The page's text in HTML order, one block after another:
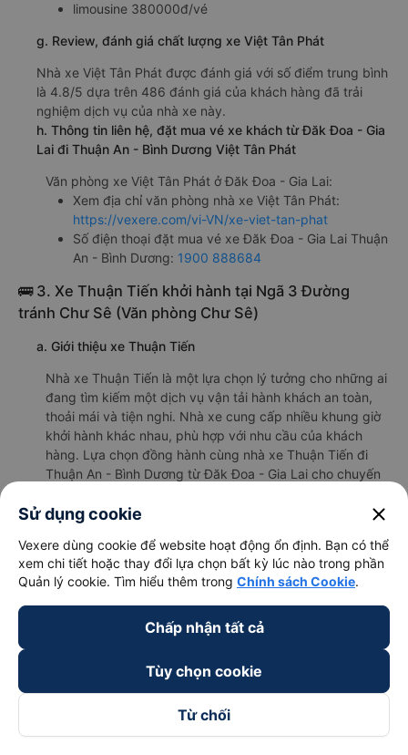
limousine 380000đ/vé
g. Review, đánh giá chất lượng xe Việt Tân Phát
Nhà xe Việt Tân Phát được đánh giá với số điểm trung bình
là 4.8/5 dựa trên 486 đánh giá của khách hàng đã trải
nghiệm dịch vụ của nhà xe này.
h. Thông tin liên hệ, đặt mua vé xe khách từ Đăk Đoa - Gia
Lai đi Thuận An - Bình Dương Việt Tân Phát
Văn phòng xe Việt Tân Phát ở Đăk Đoa - Gia Lai:
Xem địa chỉ văn phòng nhà xe Việt Tân Phát:
https://vexere.com/vi-VN/xe-viet-tan-phat
Số điện thoại đặt mua vé xe Đăk Đoa - Gia Lai Thuận
An - Bình Dương: 1900 888684
🚌 3. Xe Thuận Tiến khởi hành tại Ngã 3 Đường
tránh Chư Sê (Văn phòng Chư Sê)
a. Giới thiệu xe Thuận Tiến
Nhà xe Thuận Tiến là một lựa chọn lý tưởng cho những ai
đang tìm kiếm một dịch vụ vận tải hành khách an toàn,
thoải mái và tiện nghi. Nhà xe cung cấp nhiều khung giờ
khởi hành khác nhau, phù hợp với nhu cầu của khách
hàng. Lựa chọn đồng hành cùng nhà xe Thuận Tiến đi
Thuận An - Bình Dương từ Đăk Đoa - Gia Lai cho chuyến
b. Hình ảnh xe Thuận Tiến
Sử dụng cookie close
Vexere dùng cookie để website hoạt động ổn định. Bạn có thể
xem chi tiết hoặc thay đổi lựa chọn bất kỳ lúc nào trong phần
Quản lý cookie. Tìm hiểu thêm trong Chính sách Cookie.
Chấp nhận tất cả
Tùy chọn cookie
Từ chối